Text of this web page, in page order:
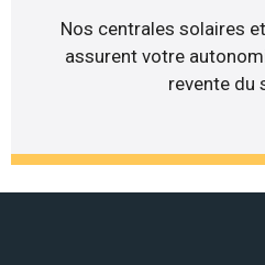
Nos centrales solaires
assurent votre
revente du